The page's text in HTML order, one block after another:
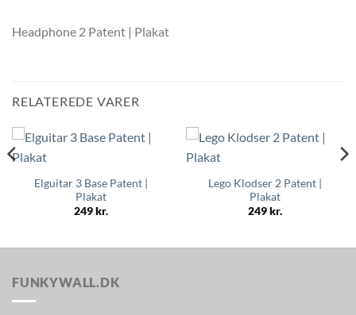
Headphone 2 Patent | Plakat
RELATEREDE VARER
Elguitar 3 Base Patent |
Plakat
249kr.
Lego Klodser 2 Patent |
Plakat
249kr.
FUNKYWALL.DK